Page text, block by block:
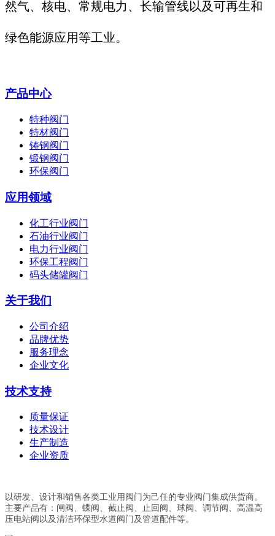
然气、核电、常规电力、长输管线以及可再生和
绿色能源应用等工业。
产品中心
特种阀门
特材阀门
铸钢阀门
锻钢阀门
环保阀门
应用领域
化工行业阀门
石油行业阀门
电力行业阀门
环保工程阀门
码头储罐阀门
关于我们
公司介绍
品牌优势
服务理念
企业文化
技术支持
质量保证
技术设计
生产制造
企业资质
以研发、设计和销售各类工业用阀门为己任的专业阀门集成供货商。
主要产品有：闸阀、蝶阀、截止阀、止回阀、球阀、调节阀、高温高
压电站阀以及清洁环保型水道阀门及管道配件等。